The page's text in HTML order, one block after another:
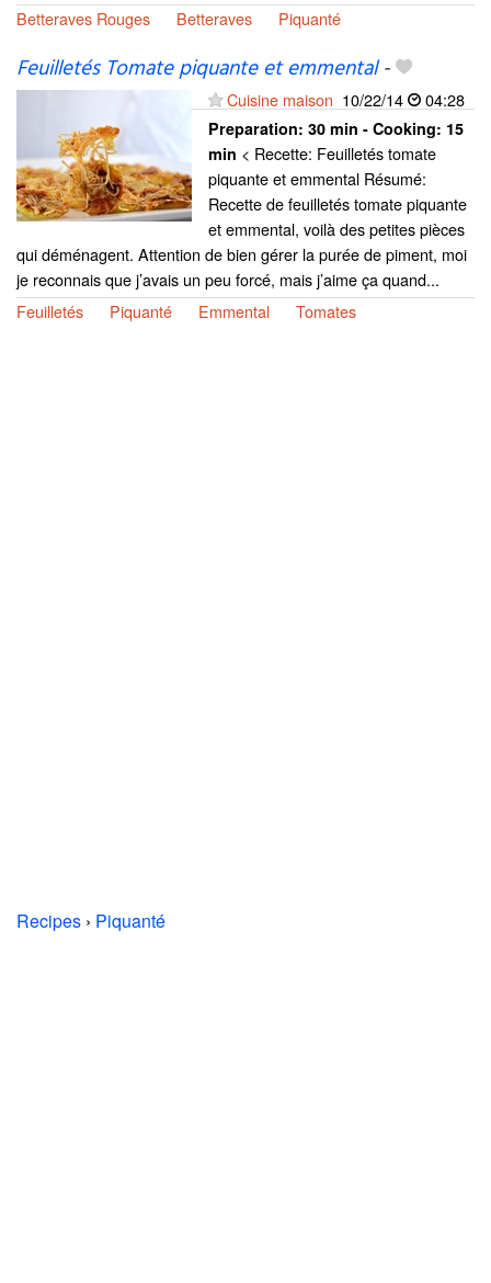
Betteraves Rouges
Betteraves Piquanté
Feuilletés Tomate piquante et emmental-
Cuisine maison 10/22/14 04:28
Preparation: 30 min - Cooking: 15
min < Recette: Feuilletés tomate
piquante et emmental Résumé:
Recette de feuilletés tomate piquante
et emmental, voilà des petites pièces
qui déménagent. Attention de bien gérer la purée de piment, moi
je reconnais que j’avais un peu forcé, mais j’aime ça quand...
Feuilletés
Piquanté Emmental Tomates
Recipes › Piquanté